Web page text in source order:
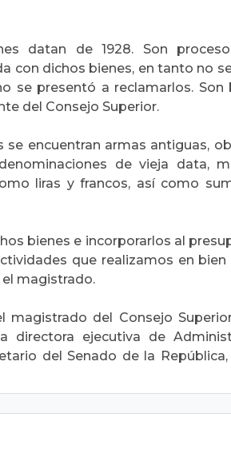
datan de 1928. Son
con dichos bienes, en tanto no
se presentó a reclamarlos. Son
del Consejo Superior.
encuentran armas antiguas,
de vieja data,
liras y francos, así como
bienes e incorporarlos al
que realizamos en bien
el magistrado.
del Consejo
directora ejecutiva de
del Senado de la